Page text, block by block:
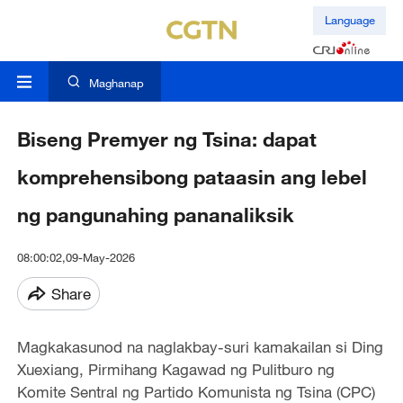
Language
Maghanap
Biseng Premyer ng Tsina: dapat
komprehensibong pataasin ang lebel
ng pangunahing pananaliksik
08:00:02,09-May-2026
Share
Magkakasunod na naglakbay-suri kamakailan si Ding
Xuexiang, Pirmihang Kagawad ng Pulitburo ng
Komite Sentral ng Partido Komunista ng Tsina (CPC)